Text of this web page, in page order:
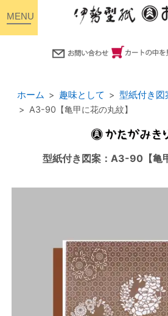
ホーム 趣味として 型紙付き図
A3-90【亀甲に花の丸紋】
型紙付き図案：A3-90【亀
toggle
navigation